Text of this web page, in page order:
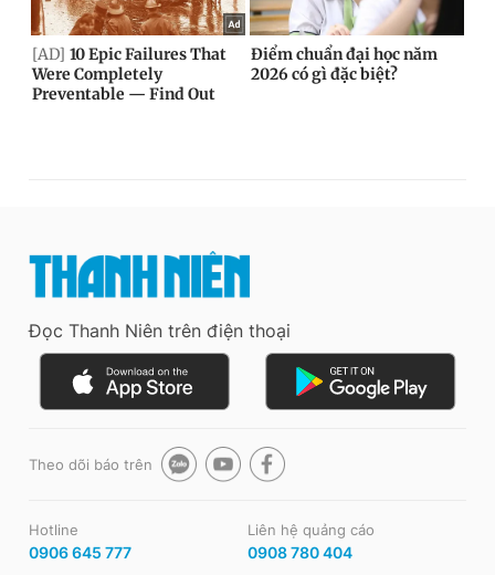
Đọc Thanh Niên trên điện thoại
Theo dõi báo trên
Hotline
0906 645 777
Liên hệ quảng cáo
0908 780 404